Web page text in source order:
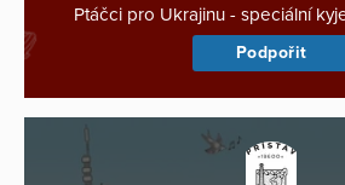
Ptáčci pro Ukrajinu - speciální
Podpořit